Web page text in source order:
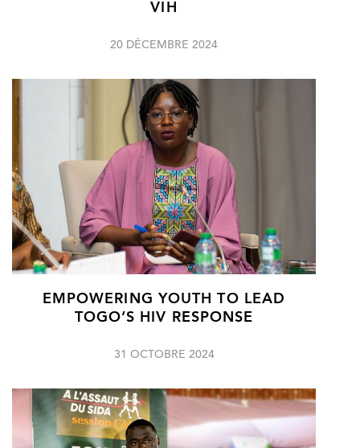
VIH
20 DÉCEMBRE 2024
EMPOWERING YOUTH TO LEAD
TOGO’S HIV RESPONSE
31 OCTOBRE 2024